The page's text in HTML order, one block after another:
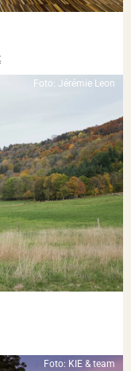
Foto: Jérémie Leon
Foto: KIE & team